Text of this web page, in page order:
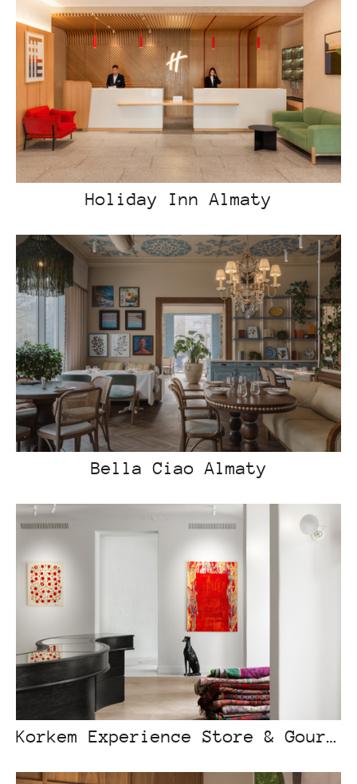
Holiday Inn Almaty
Bella Ciao Almaty
Korkem Experience Store & Gourmet